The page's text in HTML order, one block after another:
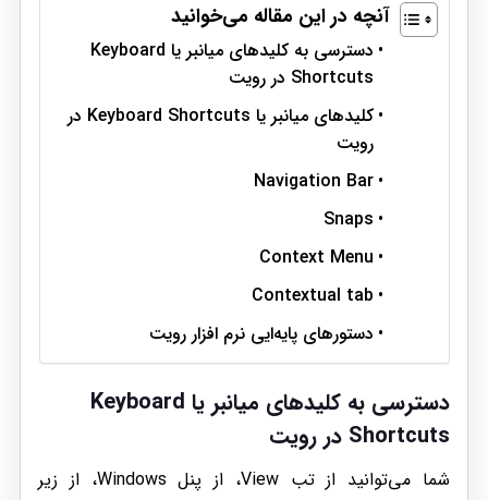
آنچه در این مقاله می‌خوانید
دسترسی به کلیدهای میانبر یا Keyboard
Shortcuts در رویت
کلیدهای میانبر یا Keyboard Shortcuts در
رویت
Navigation Bar
Snaps
Context Menu
Contextual tab
دستورهای پایه‌ایی نرم افزار رویت
دسترسی به کلیدهای میانبر یا Keyboard
Shortcuts در رویت
شما می‌توانید از تب View، از پنل Windows، از زیر